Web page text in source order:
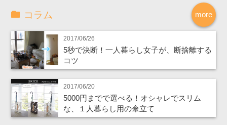
more
コラム
2017/06/26
5秒で決断！一人暮らし女子が、断捨離する
コツ
2017/06/20
5000円までで選べる！オシャレでスリム
な、１人暮らし用の傘立て